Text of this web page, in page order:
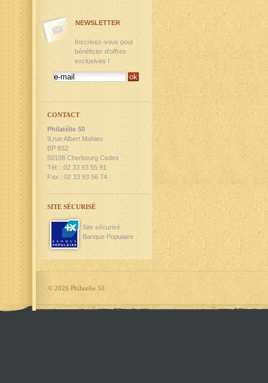
NEWSLETTER
Inscrivez-vous pour
bénéficier d'offres
exclusives !
CONTACT
Philatélie 50
9,rue Albert Mahieu
BP 832
50108 Cherbourg Cedex
Tél. : 02 33 93 55 91
Fax : 02 33 93 56 74
SITE SÉCURISÉ
Site sécurisé
Banque Populaire
© 2026 Philatélie 50